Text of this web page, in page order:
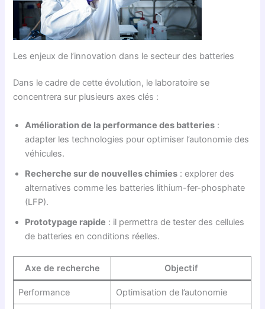
Les enjeux de l’innovation dans le secteur des batteries
Dans le cadre de cette évolution, le laboratoire se
concentrera sur plusieurs axes clés :
Amélioration de la performance des batteries :
adapter les technologies pour optimiser l’autonomie des
véhicules.
Recherche sur de nouvelles chimies : explorer des
alternatives comme les batteries lithium-fer-phosphate
(LFP).
Prototypage rapide : il permettra de tester des cellules
de batteries en conditions réelles.
Axe de recherche Objectif
Performance Optimisation de l’autonomie